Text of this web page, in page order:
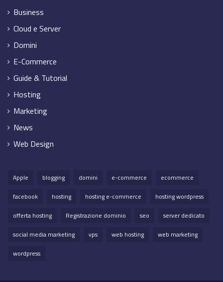
Business
Cloud e Server
Domini
E-Commerce
Guide & Tutorial
Hosting
Marketing
News
Web Design
Apple blogging domini e-commerce
ecommerce
facebook
hosting hosting e-commerce
hosting wordpress
offerta hosting
Registrazione dominio seo
server dedicato
social media marketing
vps web hosting
web marketing
wordpress